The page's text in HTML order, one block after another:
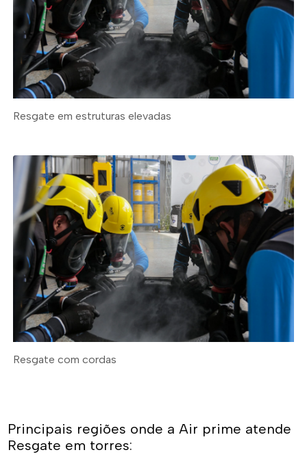
Resgate em estruturas elevadas
Resgate com cordas
Principais regiões onde a Air prime atende
Resgate em torres: